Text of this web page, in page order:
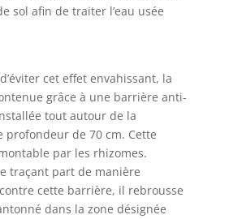
sol afin de traiter l’eau usée
cet effet envahissant, la
grâce à une barrière anti-
tout autour de la
profondeur de 70 cm. Cette
par les rhizomes.
traçant part de manière
cette barrière, il rebrousse
dans la zone désignée